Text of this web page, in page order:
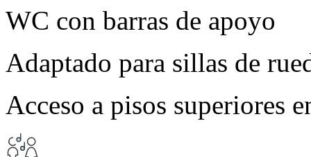
WC con barras de apoyo
Adaptado para sillas de
Acceso a pisos superiores